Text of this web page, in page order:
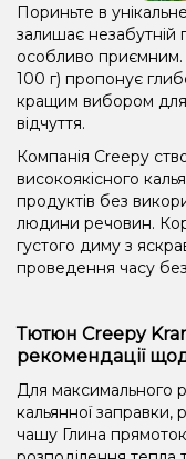
Пориньте в
залишає незабутній
особливо
100 г) пропонує
кращим вибором для
відчуття.
Компанія Creepy
високоякісного
продуктів без
людини речовин.
густого диму з
проведення часу
Тютюн Creepy
рекомендації
Для максимального
кальянної
чашу Глина